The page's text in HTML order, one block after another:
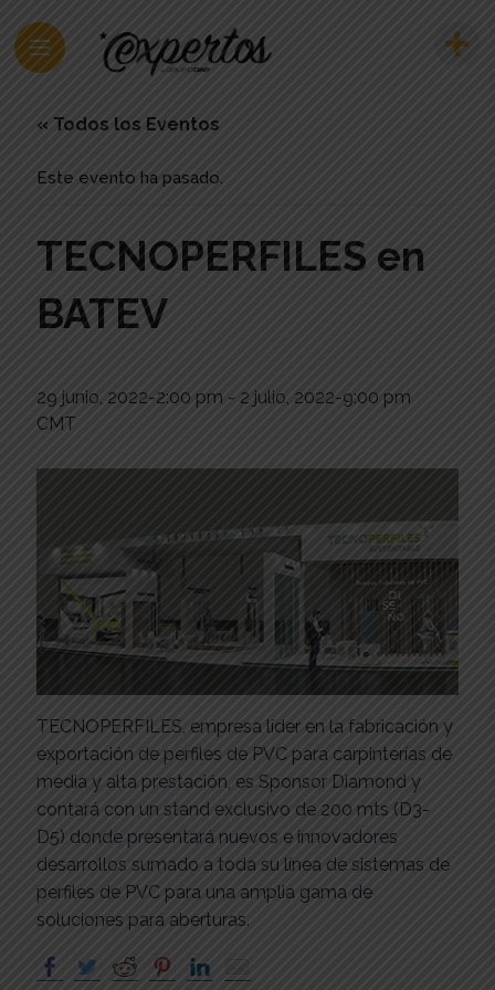
« Todos los Eventos
Este evento ha pasado.
TECNOPERFILES en
BATEV
29 junio, 2022-2:00 pm - 2 julio, 2022-9:00 pm
CMT
TECNOPERFILES, empresa líder en la fabricación y
exportación de perfiles de PVC para carpinterías de
media y alta prestación, es Sponsor Diamond y
contará con un stand exclusivo de 200 mts (D3-
D5) donde presentará nuevos e innovadores
desarrollos sumado a toda su línea de sistemas de
perfiles de PVC para una amplia gama de
soluciones para aberturas.